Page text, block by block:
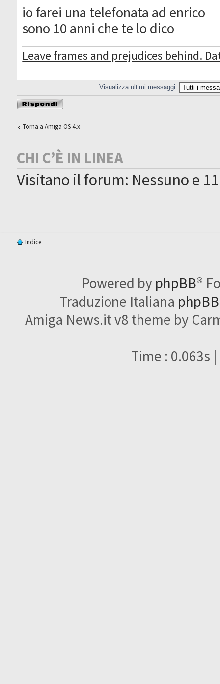
io farei una telefonata ad enrico
sono 10 anni che te lo dico
Leave frames and prejudices behind.
Visualizza ultimi messaggi:
Rispondi al
messaggio
Torna a Amiga OS 4.x
CHI C’È IN LINEA
Visitano il forum: Nessuno e
Indice
Powered by phpBB®
Traduzione Italiana
Amiga News.it v8 theme by
Time : 0.063s